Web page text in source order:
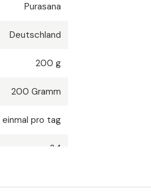
Purasana
Deutschland
200 g
200 Gramm
einmal pro tag
34